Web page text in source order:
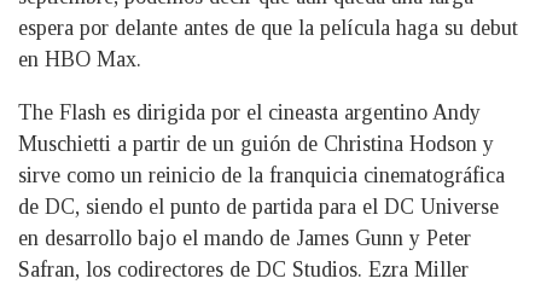
espera por delante antes de que la película haga su debut
en HBO Max.
The Flash es dirigida por el cineasta argentino Andy
Muschietti a partir de un guión de Christina Hodson y
sirve como un reinicio de la franquicia cinematográfica
de DC, siendo el punto de partida para el DC Universe
en desarrollo bajo el mando de James Gunn y Peter
Safran, los codirectores de DC Studios. Ezra Miller